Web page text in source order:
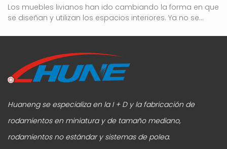
Los muebles livianos han ido cambiando la forma en que
se diseñan y utilizan los espacios interiores. Ya no se...
Huaneng se especializa en la I + D y la fabricación de
rodamientos en miniatura y de tamaño mediano,
rodamientos no estándar y sistemas de polea.